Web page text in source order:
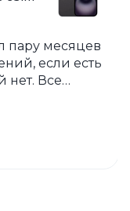
пару месяцев
если есть
нет. Все